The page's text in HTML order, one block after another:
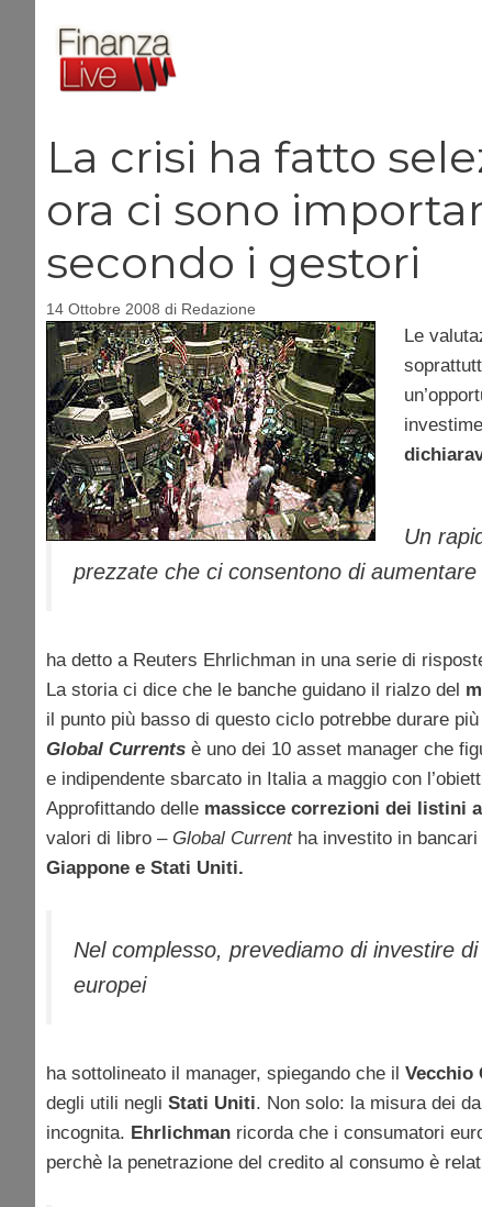
contenuto
La crisi ha fatto
ora ci sono
secondo i gestori
14 Ottobre 2008 di Redazione
Le
Un
prezzate che ci consentono di
ha detto a Reuters Ehrlichman in una serie di
La storia ci dice che le banche guidano il rialzo del
il punto più basso di questo ciclo potrebbe durare
Global Currents è uno dei 10 asset manager che
e indipendente sbarcato in Italia a maggio con
Approfittando delle massicce correzioni dei listini
valori di libro – Global Currentha investito in bancari
Giappone e Stati Uniti.
Nel complesso, prevediamo di investire
europei
ha sottolineato il manager, spiegando che il Vecchio
degli utili negli Stati Uniti. Non solo: la misura dei
incognita. Ehrlichman ricorda che i consumatori
perchè la penetrazione del credito al consumo è